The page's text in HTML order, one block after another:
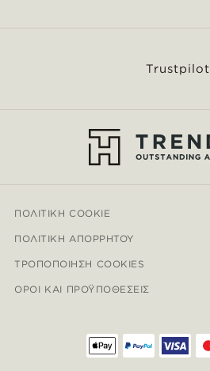
Trustpilot
ΠΟΛΙΤΙΚΉ COOKIE
ΠΟΛΙΤΙΚΉ ΑΠΟΡΡΉΤΟΥ
ΤΡΟΠΟΠΟΊΗΣΗ COOKIES
ΌΡΟΙ ΚΑΙ ΠΡΟΫΠΟΘΈΣΕΙΣ